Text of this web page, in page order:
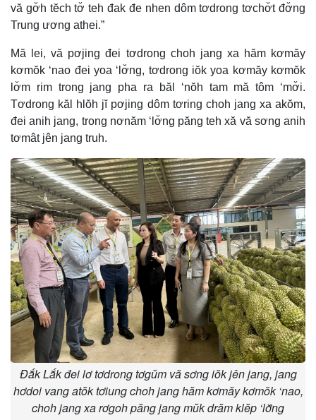
vă gơ̆h tĕch tơ̆ teh đak đe nhen dôm tơdrong tơchơ̆t đơ̆ng
Trung ương athei.”
Mă lei, vă pơjing đei tơdrong choh jang xa hăm kơmăy
kơmŏk ‘nao đei yoa ‘lơ̆ng, tơdrong iŏk yoa kơmăy kơmŏk
lơ̆m rim trong jang pha ra băl ‘nŏh tam mă tôm ‘mơ̆i.
Tơdrong kăl hlŏh jĭ pơjing dôm tơring choh jang xa akŏm,
đei anih jang, trong nơnăm ‘lơ̆ng păng teh xă vă sơng anih
tơmât jên jang truh.
Đắk Lắk đei lơ tơdrong tơgŭm vă sơng iŏk jên jang, jang
hơdoi vang atŏk tơiung choh jang hăm kơmăy kơmŏk ‘nao,
choh jang xa rơgoh păng jang mŭk drăm klĕp ‘lơ̆ng